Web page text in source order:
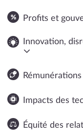
Profits et
Innovation,
Impacts des
Équité des